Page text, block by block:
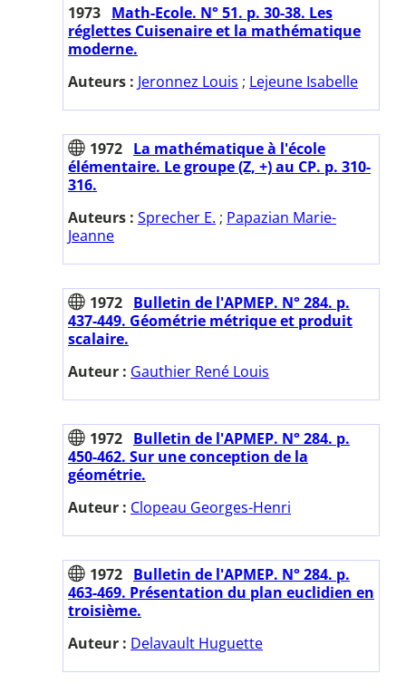
1973 Math-Ecole. N° 51. p. 30-38. Les
réglettes Cuisenaire et la mathématique
moderne.
Auteurs : Jeronnez Louis ; Lejeune Isabelle
1972 La mathématique à l'école
élémentaire. Le groupe (Z, +) au CP. p. 310-
316.
Auteurs : Sprecher E. ; Papazian Marie-
Jeanne
1972 Bulletin de l'APMEP. N° 284. p.
437-449. Géométrie métrique et produit
scalaire.
Auteur : Gauthier René Louis
1972 Bulletin de l'APMEP. N° 284. p.
450-462. Sur une conception de la
géométrie.
Auteur : Clopeau Georges-Henri
1972 Bulletin de l'APMEP. N° 284. p.
463-469. Présentation du plan euclidien en
troisième.
Auteur : Delavault Huguette